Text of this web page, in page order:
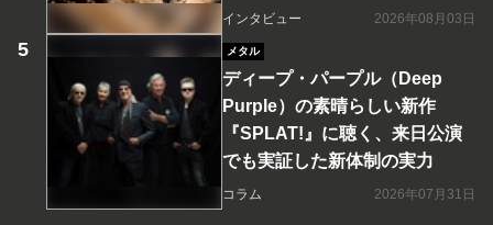
インタビュー 2026年08月03日
メタル
ディープ・パープル（Deep
Purple）の素晴らしい新作
『SPLAT!』に聴く、来日公演
でも実証した新体制の実力
コラム 2026年07月31日